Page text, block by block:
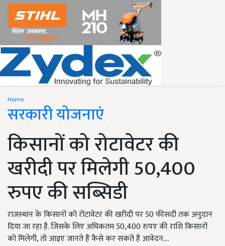
Home
सरकारी योजनाएं
किसानों को रोटावेटर की
खरीदी पर मिलेगी 50,400
रुपए की सब्सिडी
राजस्थान के किसानों को रोटावेटर की खरीदी पर 50 फीसदी तक अनुदान
दिया जा रहा है. जिसके लिए अधिकतम 50,400 रुपए की राशि किसानों
को मिलेगी, तो आइए जानते हैं कैसे कर सकते हैं आवेदन....